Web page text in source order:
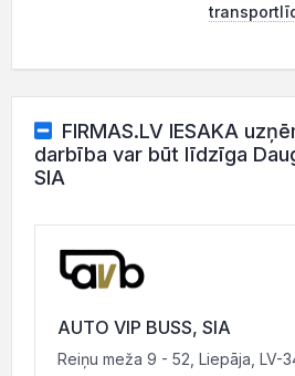
FIRMAS.LV IESAKA
darbība var būt līdzīga
SIA
AUTO VIP BUSS, SIA
Reiņu meža 9 - 52, Liepāja, LV-